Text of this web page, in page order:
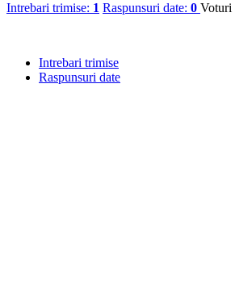
Intrebari trimise: 1 Raspunsuri date: 0 Voturi
Intrebari trimise
Raspunsuri date